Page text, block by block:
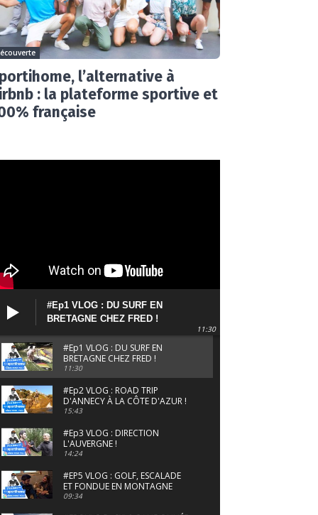
l’alternative à
: la plateforme sportive et
française
#Ep1 VLOG : DU SURF EN
BRETAGNE CHEZ FRED !
11:30
#Ep1 VLOG : DU SURF EN
BRETAGNE CHEZ FRED !
11:30
#Ep2 VLOG : ROAD TRIP
D'ANNECY À LA CÔTE D'AZUR !
15:43
#Ep3 VLOG : DIRECTION
L'AUVERGNE !
14:24
#EP5 VLOG : GOLF, ESCALADE
ET FONDUE EN MONTAGNE
09:34